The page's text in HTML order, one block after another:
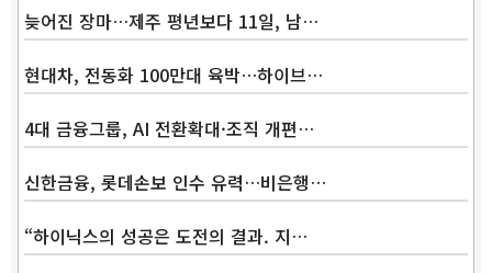
늦어진 장마…제주 평년보다 11일, 남…
현대차, 전동화 100만대 육박…하이브…
4대 금융그룹, AI 전환확대·조직 개편…
신한금융, 롯데손보 인수 유력…비은행…
“하이닉스의 성공은 도전의 결과. 지…